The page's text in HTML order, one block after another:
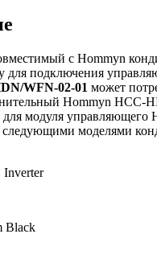
с Hommyn
для подключения
WFN-02-01 может
Hommyn HCC-
для модуля
следующими моделями
Black